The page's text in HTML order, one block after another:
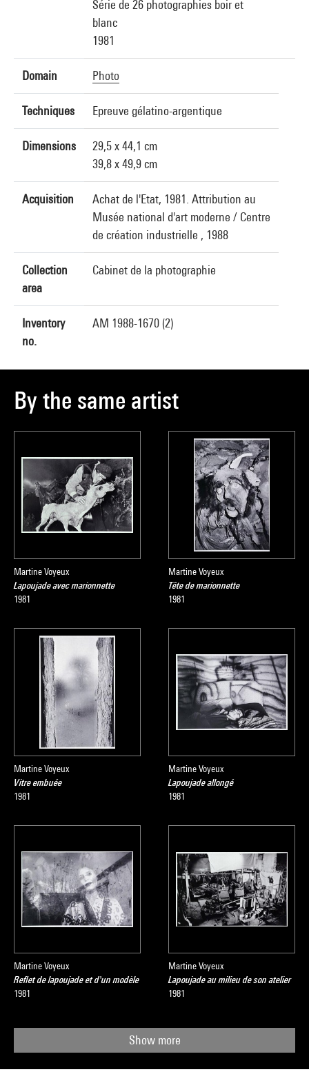
Série de 26 photographies boir et
blanc
1981
Domain Photo
Techniques Epreuve gélatino-argentique
Dimensions
29,5 x 44,1 cm
39,8 x 49,9 cm
Acquisition
Achat de l'Etat, 1981. Attribution au
Musée national d'art moderne / Centre
de création industrielle , 1988
Collection
area
Cabinet de la photographie
Inventory
no.
AM 1988-1670 (2)
By the same artist
Martine Voyeux
Lapoujade avec marionnette
1981
Martine Voyeux
Tête de marionnette
1981
Martine Voyeux
Vitre embuée
1981
Martine Voyeux
Lapoujade allongé
1981
Martine Voyeux
Reflet de lapoujade et d'un modèle
1981
Martine Voyeux
Lapoujade au milieu de son atelier
1981
Show more